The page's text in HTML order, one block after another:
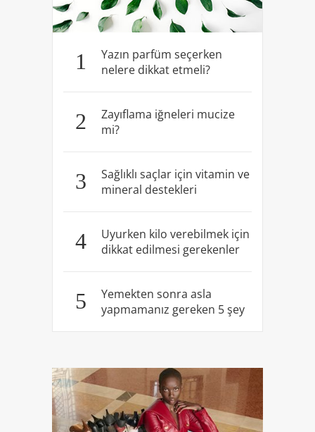
1
Yazın parfüm seçerken
nelere dikkat etmeli?
2
Zayıflama iğneleri mucize
mi?
3
Sağlıklı saçlar için vitamin ve
mineral destekleri
4
Uyurken kilo verebilmek için
dikkat edilmesi gerekenler
5
Yemekten sonra asla
yapmamanız gereken 5 şey